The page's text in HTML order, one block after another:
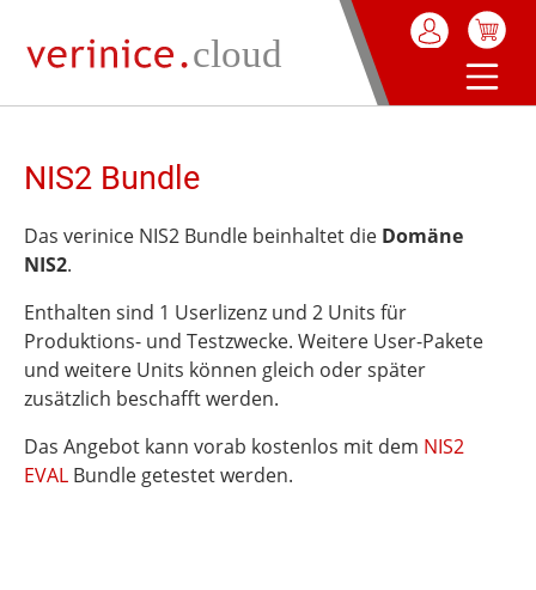
NIS2 Bundle
Das verinice NIS2 Bundle beinhaltet die Domäne
NIS2.
Enthalten sind 1 Userlizenz und 2 Units für
Produktions- und Testzwecke. Weitere User-Pakete
und weitere Units können gleich oder später
zusätzlich beschafft werden.
Das Angebot kann vorab kostenlos mit dem NIS2
EVAL Bundle getestet werden.